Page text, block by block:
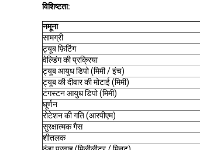
विशिष्टता:
नमूना
सामग्री
ट्यूब फ़िटिंग
वेल्डिंग की प्रक्रिया
ट्यूब आयुध डिपो (मिमी / इंच)
ट्यूब की दीवार की मोटाई (मिमी)
टंगस्टन आयुध डिपो (मिमी)
घूर्णन
रोटेशन की गति (आरपीएम)
सुरक्षात्मक गैस
शीतलक